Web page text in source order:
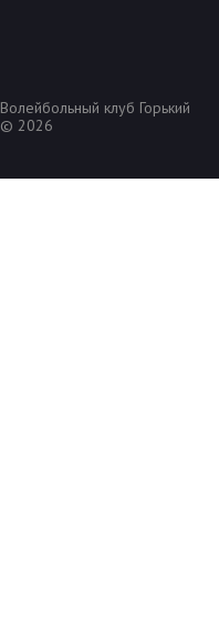
Волейбольный клуб Горький
© 2026